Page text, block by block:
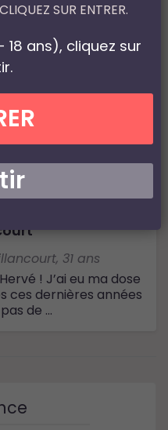
SUR ENTRER.
18 ans), cliquez sur
, 31 ans
! J’ai eu ma dose
ces dernières années
de ...